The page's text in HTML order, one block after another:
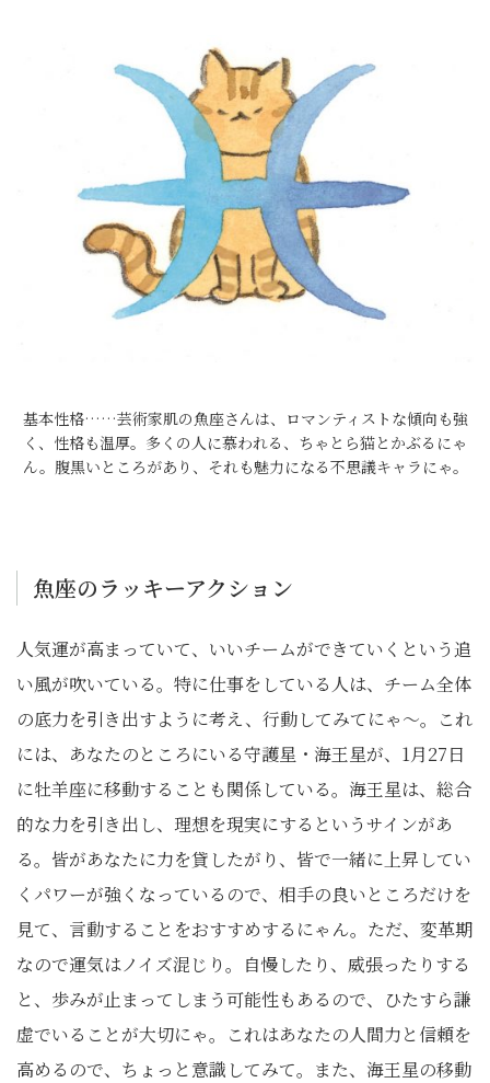
基本性格……芸術家肌の魚座さんは、ロマンティストな傾向も強
く、性格も温厚。多くの人に慕われる、ちゃとら猫とかぶるにゃ
ん。腹黒いところがあり、それも魅力になる不思議キャラにゃ。
魚座のラッキーアクション
人気運が高まっていて、いいチームができていくという追
い風が吹いている。特に仕事をしている人は、チーム全体
の底力を引き出すように考え、行動してみてにゃ〜。これ
には、あなたのところにいる守護星・海王星が、1月27日
に牡羊座に移動することも関係している。海王星は、総合
的な力を引き出し、理想を現実にするというサインがあ
る。皆があなたに力を貸したがり、皆で一緒に上昇してい
くパワーが強くなっているので、相手の良いところだけを
見て、言動することをおすすめするにゃん。ただ、変革期
なので運気はノイズ混じり。自慢したり、威張ったりする
と、歩みが止まってしまう可能性もあるので、ひたすら謙
虚でいることが大切にゃ。これはあなたの人間力と信頼を
高めるので、ちょっと意識してみて。また、海王星の移動